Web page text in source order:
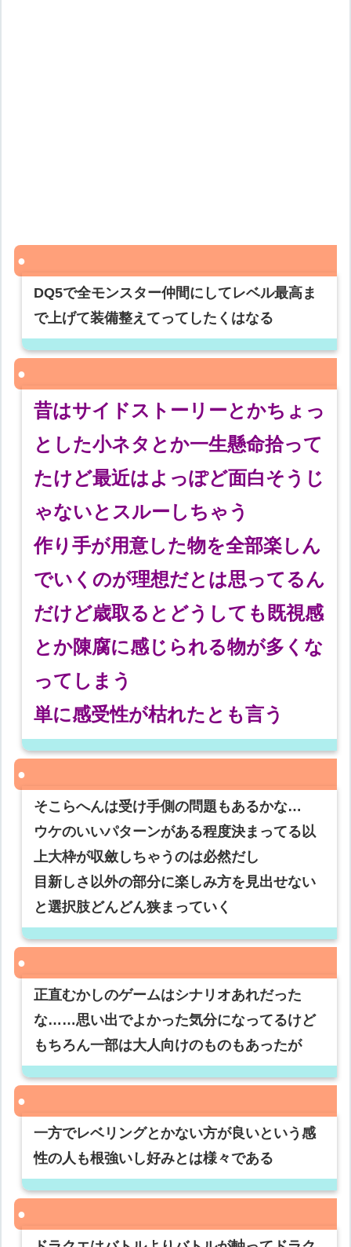
DQ5で全モンスター仲間にしてレベル最高ま
で上げて装備整えてってしたくはなる
昔はサイドストーリーとかちょっ
とした小ネタとか一生懸命拾って
たけど最近はよっぽど面白そうじ
ゃないとスルーしちゃう
作り手が用意した物を全部楽しん
でいくのが理想だとは思ってるん
だけど歳取るとどうしても既視感
とか陳腐に感じられる物が多くな
ってしまう
単に感受性が枯れたとも言う
そこらへんは受け手側の問題もあるかな…
ウケのいいパターンがある程度決まってる以
上大枠が収斂しちゃうのは必然だし
目新しさ以外の部分に楽しみ方を見出せない
と選択肢どんどん狭まっていく
正直むかしのゲームはシナリオあれだった
な……思い出でよかった気分になってるけど
もちろん一部は大人向けのものもあったが
一方でレベリングとかない方が良いという感
性の人も根強いし好みとは様々である